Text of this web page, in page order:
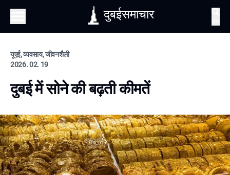
दुबईसमाचार
यूएई, व्यवसाय, जीवनशैली
2026. 02. 19
दुबई में सोने की बढ़ती कीमतें